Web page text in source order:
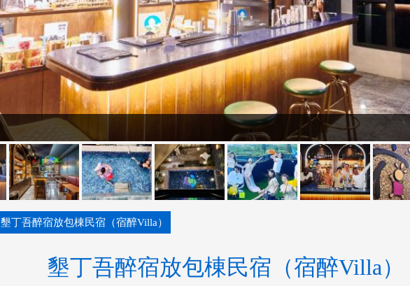
墾丁吾醉宿放包棟民宿（宿醉Villa）
墾丁吾醉宿放包棟民宿（宿醉Villa）